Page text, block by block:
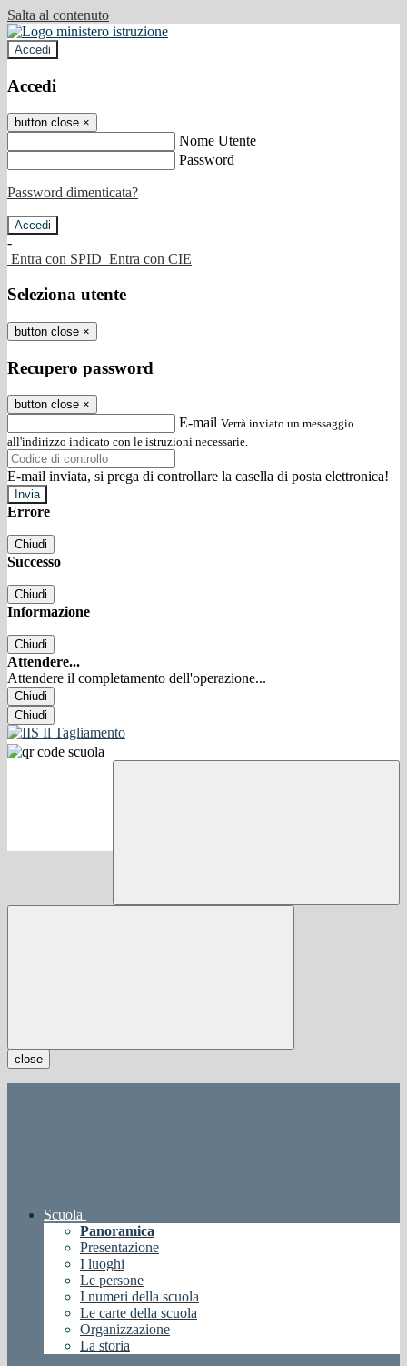
Salta al contenuto
Accedi
Accedi
button close ×
Nome Utente
Password
Password dimenticata?
-
Entra con SPID Entra con CIE
Seleziona utente
button close ×
Recupero password
button close ×
E-mail Verrà inviato un messaggio
all'indirizzo indicato con le istruzioni necessarie.
E-mail inviata, si prega di controllare la casella di posta elettronica!
Errore
Chiudi
Successo
Chiudi
Informazione
Chiudi
Attendere...
Attendere il completamento dell'operazione...
Chiudi
Chiudi
close
Scuola
Panoramica
Presentazione
I luoghi
Le persone
I numeri della scuola
Le carte della scuola
Organizzazione
La storia